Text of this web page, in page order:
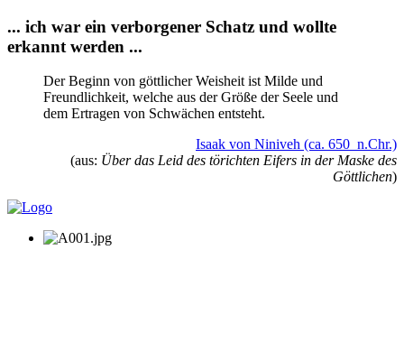
... ich war ein verborgener Schatz und wollte
erkannt werden ...
Der Beginn von göttlicher Weisheit ist Milde und
Freundlichkeit, welche aus der Größe der Seele und
dem Ertragen von Schwächen entsteht.
Isaak von Niniveh (ca. 650 n.Chr.)
(aus: Über das Leid des törichten Eifers in der Maske des
Göttlichen)